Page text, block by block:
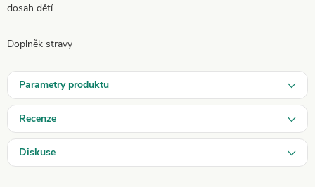
dosah dětí.
Doplněk stravy
Parametry produktu
Recenze
Diskuse